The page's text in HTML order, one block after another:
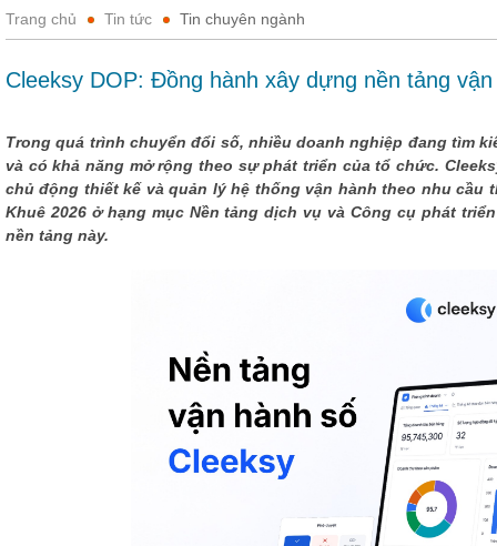
Trang chủ Tin tức Tin chuyên ngành
Cleeksy DOP: Đồng hành xây dựng nền tảng
Trong quá trình chuyển đổi số, nhiều doanh nghiệp đang tìm
và có khả năng mở rộng theo sự phát triển của tổ chức.
chủ động thiết kế và quản lý hệ thống vận hành theo nhu cầu
Khuê 2026 ở hạng mục Nền tảng dịch vụ và Công cụ phát
nền tảng này.